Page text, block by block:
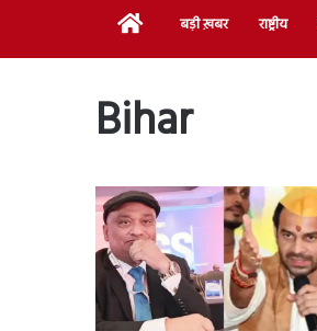
Home बड़ी ख़बर राष्ट्रीय
Bihar